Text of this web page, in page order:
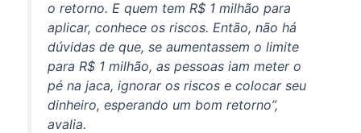
o retorno. E quem tem R$ 1 milhão para
aplicar, conhece os riscos. Então, não há
dúvidas de que, se aumentassem o limite
para R$ 1 milhão, as pessoas iam meter o
pé na jaca, ignorar os riscos e colocar seu
dinheiro, esperando um bom retorno”,
avalia.